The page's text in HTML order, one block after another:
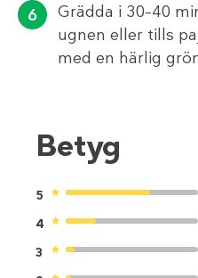
Grädda i 30–40
ugnen eller tills
med en härlig
Betyg
5
4
3